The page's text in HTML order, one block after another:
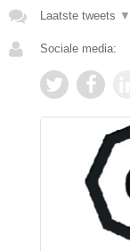
Laatste tweets ▼
Sociale media: